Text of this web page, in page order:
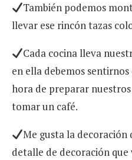
También podemos
llevar ese rincón tazas
Cada cocina lleva
en ella debemos
hora de preparar
tomar un café.
Me gusta la decoración
detalle de decoración